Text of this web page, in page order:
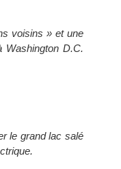
voisins » et une
Washington D.C.
le grand lac salé